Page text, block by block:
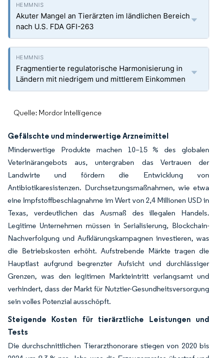
Akuter Mangel an Tierärzten im ländlichen Bereich
nach U.S. FDA GFI-263
Fragmentierte regulatorische Harmonisierung in
Ländern mit niedrigem und mittlerem Einkommen
Quelle: Mordor Intelligence
Gefälschte und minderwertige Arzneimittel
Minderwertige Produkte machen 10–15 % des globalen
Veterinärangebots aus, untergraben das Vertrauen der
Landwirte und fördern die Entwicklung von
Antibiotikaresistenzen. Durchsetzungsmaßnahmen, wie etwa
eine Impfstoffbeschlagnahme im Wert von 2,4 Millionen USD in
Texas, verdeutlichen das Ausmaß des illegalen Handels.
Legitime Unternehmen müssen in Serialisierung, Blockchain-
Nachverfolgung und Aufklärungskampagnen investieren, was
die Betriebskosten erhöht. Aufstrebende Märkte tragen die
Hauptlast aufgrund begrenzter Aufsicht und durchlässiger
Grenzen, was den legitimen Markteintritt verlangsamt und
verhindert, dass der Markt für Nutztier-Gesundheitsversorgung
sein volles Potenzial ausschöpft.
Steigende Kosten für tierärztliche Leistungen und
Tests
Die durchschnittlichen Tierarzthonorare stiegen von 2020 bis